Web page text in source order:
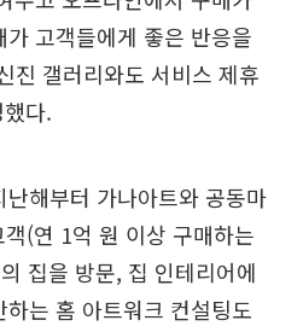
고객들에게 좋은 반응을
진 갤러리와도 서비스 제휴
다.
해부터 가나아트와 공동마
(연 1억 원 이상 구매하는
집을 방문, 집 인테리어에
는 홈 아트워크 컨설팅도